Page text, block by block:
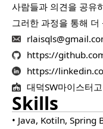
사람들과 의견을 공유
그러한 과정을 통해
https://
https://
대덕SW마이스터
Skills
• Java, Kotiln, Spring